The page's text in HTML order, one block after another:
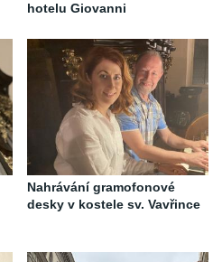
hotelu Giovanni
Nahrávání gramofonové
desky v kostele sv. Vavřince